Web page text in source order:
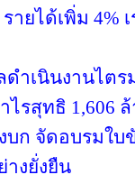
ายได้เพิ่ม
ำเนินงานไตร
รสุทธิ 1,606
บก จัดอบรมใบ
งยั่งยืน